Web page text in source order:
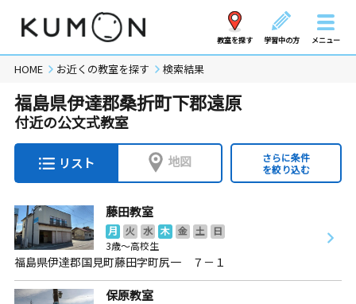
教室を探す 学習中の方 メニュー
HOME お近くの教室を探す 検索結果
福島県伊達郡桑折町下郡遠原
付近の公文式教室
リスト 地図
さらに条件
を絞り込む
藤田教室
月 火 水 木 金 土
日
3歳～高校生
福島県伊達郡国見町藤田字町尻一 ７－１
保原教室